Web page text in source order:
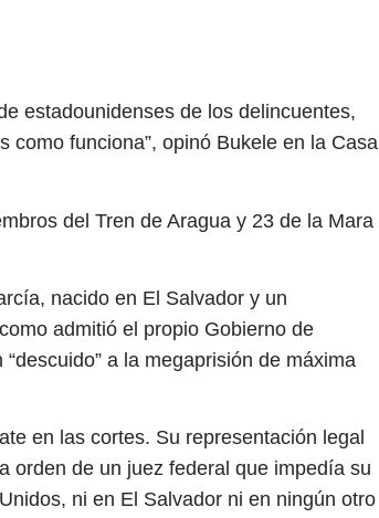
estadounidenses de los delincuentes,
como funciona”, opinó Bukele en la Casa
del Tren de Aragua y 23 de la Mara
nacido en El Salvador y un
admitió el propio Gobierno de
a la megaprisión de máxima
en las cortes. Su representación legal
orden de un juez federal que impedía su
ni en El Salvador ni en ningún otro